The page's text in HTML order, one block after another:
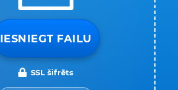
IESNIEGT FAILU
SSL šifrēts